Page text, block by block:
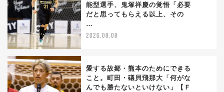
能型選手、鬼塚祥慶の覚悟「必要
だと思ってもらえる以上、その
…
2026.08.08
愛する故郷・熊本のためにできる
こと。町田・礒貝飛那大「何がな
んでも勝たないといけない」【Ｆ